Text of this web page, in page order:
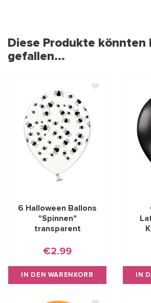
Diese Produkte könnten
gefallen...
6 Halloween Ballons
"Spinnen"
transparent
€2.99
IN DEN WARENKORB IN